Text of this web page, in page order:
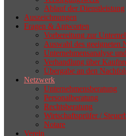
Ablauf der Dienstleistung
Auszeichnungen
Fragen & Antworten
Vorbereitung zur
Auswahl des geeigneten
Unternehmensanalyse
Verhandlung über
Übergabe an den
Netzwerk
Unternehmensberatung
Personalberatung
Rechtsberatung
Wirtschaftsprüfer /
Notare
Verein